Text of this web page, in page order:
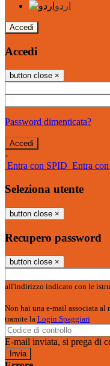
اردو
Accedi
Accedi
button close ×
Password dimenticata?
-
Entra con SPID Entra
Seleziona utente
button close ×
Recupero password
button close ×
all'indirizzo indicato con le
Non hai una e-mail associata al
tramite la Login Spaggiari
E-mail inviata, si prega di